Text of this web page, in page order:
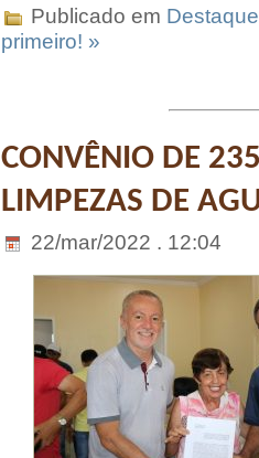
Publicado em
primeiro! »
CONVÊNIO DE
LIMPEZAS DE
22/mar/2022 . 12:04